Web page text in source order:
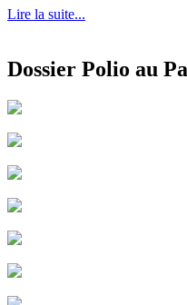
Lire la suite...
Dossier Polio au